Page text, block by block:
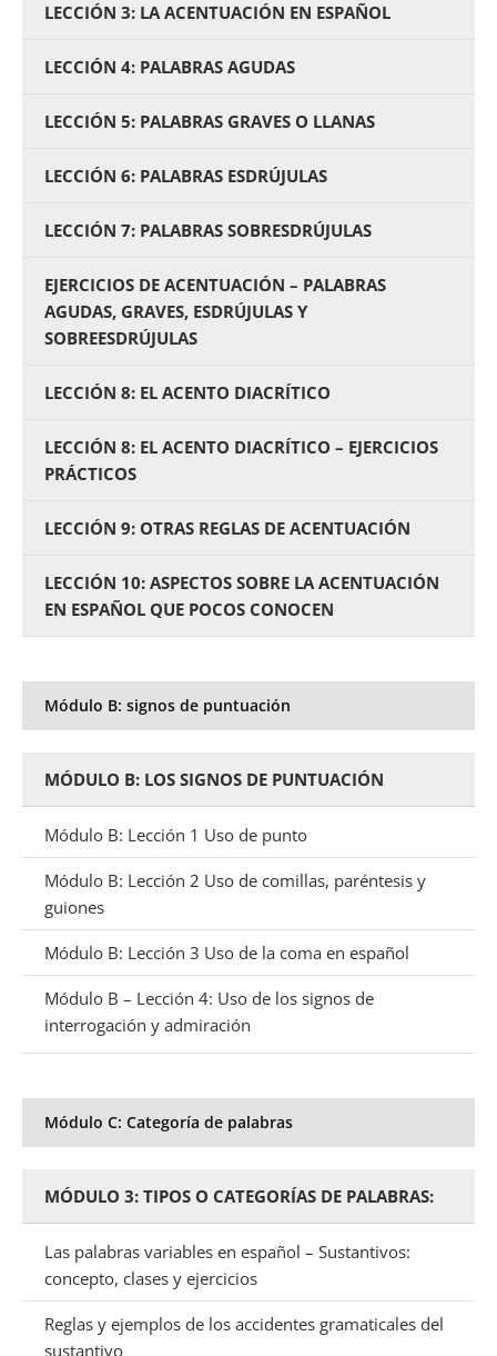
LECCIÓN 3: LA ACENTUACIÓN EN ESPAÑOL
LECCIÓN 4: PALABRAS AGUDAS
LECCIÓN 5: PALABRAS GRAVES O LLANAS
LECCIÓN 6: PALABRAS ESDRÚJULAS
LECCIÓN 7: PALABRAS SOBRESDRÚJULAS
EJERCICIOS DE ACENTUACIÓN – PALABRAS
AGUDAS, GRAVES, ESDRÚJULAS Y
SOBREESDRÚJULAS
LECCIÓN 8: EL ACENTO DIACRÍTICO
LECCIÓN 8: EL ACENTO DIACRÍTICO – EJERCICIOS
PRÁCTICOS
LECCIÓN 9: OTRAS REGLAS DE ACENTUACIÓN
LECCIÓN 10: ASPECTOS SOBRE LA ACENTUACIÓN
EN ESPAÑOL QUE POCOS CONOCEN
Módulo B: signos de puntuación
MÓDULO B: LOS SIGNOS DE PUNTUACIÓN
Módulo B: Lección 1 Uso de punto
Módulo B: Lección 2 Uso de comillas, paréntesis y
guiones
Módulo B: Lección 3 Uso de la coma en español
Módulo B – Lección 4: Uso de los signos de
interrogación y admiración
Módulo C: Categoría de palabras
MÓDULO 3: TIPOS O CATEGORÍAS DE PALABRAS:
Las palabras variables en español – Sustantivos:
concepto, clases y ejercicios
Reglas y ejemplos de los accidentes gramaticales del
sustantivo